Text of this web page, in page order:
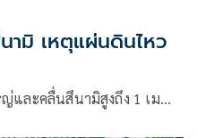
มิ เหตุแผ่นดินไหว
และคลื่นสึนามิสูงถึง 1 เม…